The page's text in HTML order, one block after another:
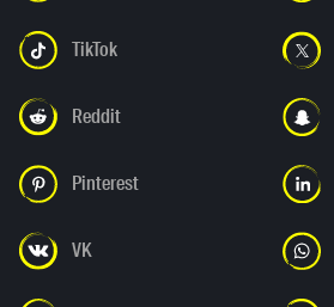
TikTok
Reddit
Pinterest
VK